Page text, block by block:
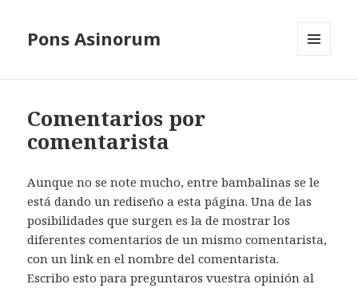
Pons Asinorum
Comentarios por
comentarista
Aunque no se note mucho, entre bambalinas se le
está dando un rediseño a esta página. Una de las
posibilidades que surgen es la de mostrar los
diferentes comentarios de un mismo comentarista,
con un link en el nombre del comentarista.
Escribo esto para preguntaros vuestra opinión al